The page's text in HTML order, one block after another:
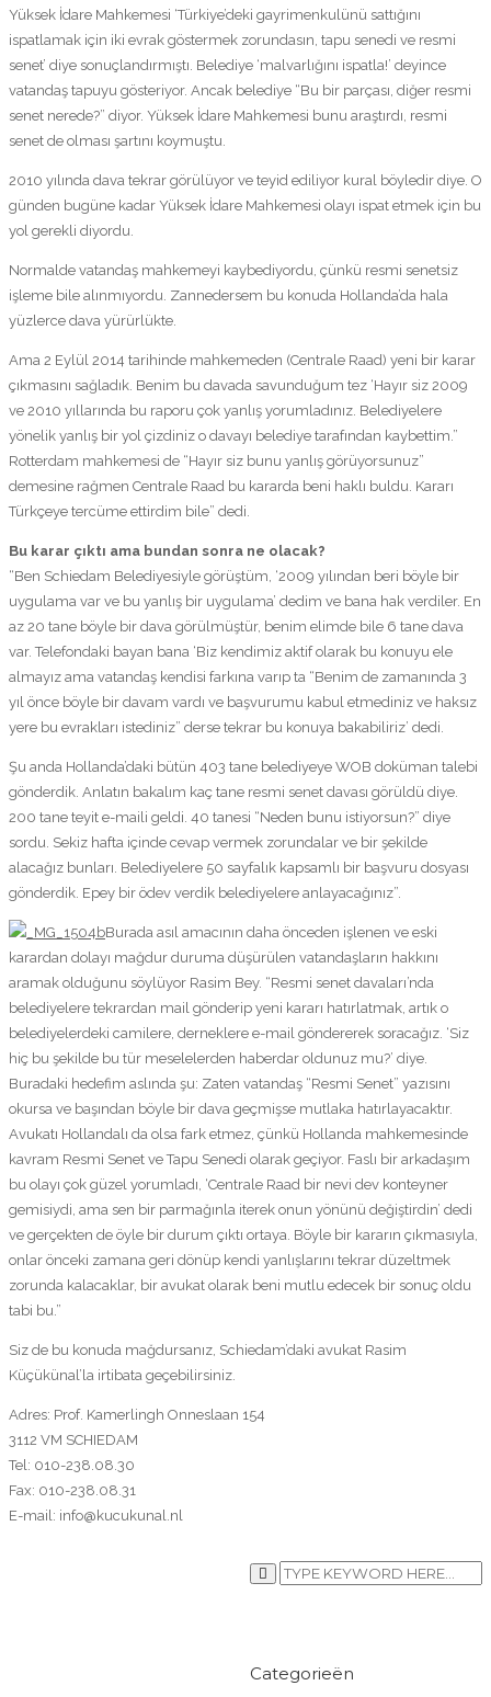
Yüksek İdare Mahkemesi ‘Türkiye’deki gayrimenkulünü sattığını
ispatlamak için iki evrak göstermek zorundasın, tapu senedi ve resmi
senet’ diye sonuçlandırmıştı. Belediye ‘malvarlığını ispatla!’ deyince
vatandaş tapuyu gösteriyor. Ancak belediye “Bu bir parçası, diğer resmi
senet nerede?” diyor. Yüksek İdare Mahkemesi bunu araştırdı, resmi
senet de olması şartını koymuştu.
2010 yılında dava tekrar görülüyor ve teyid ediliyor kural böyledir diye. O
günden bugüne kadar Yüksek İdare Mahkemesi olayı ispat etmek için bu
yol gerekli diyordu.
Normalde vatandaş mahkemeyi kaybediyordu, çünkü resmi senetsiz
işleme bile alınmıyordu. Zannedersem bu konuda Hollanda’da hala
yüzlerce dava yürürlükte.
Ama 2 Eylül 2014 tarihinde mahkemeden (Centrale Raad) yeni bir karar
çıkmasını sağladık. Benim bu davada savunduğum tez ‘Hayır siz 2009
ve 2010 yıllarında bu raporu çok yanlış yorumladınız. Belediyelere
yönelik yanlış bir yol çizdiniz o davayı belediye tarafından kaybettim.”
Rotterdam mahkemesi de “Hayır siz bunu yanlış görüyorsunuz”
demesine rağmen Centrale Raad bu kararda beni haklı buldu. Kararı
Türkçeye tercüme ettirdim bile” dedi.
Bu karar çıktı ama bundan sonra ne olacak?
“Ben Schiedam Belediyesiyle görüştüm, ‘2009 yılından beri böyle bir
uygulama var ve bu yanlış bir uygulama’ dedim ve bana hak verdiler. En
az 20 tane böyle bir dava görülmüştür, benim elimde bile 6 tane dava
var. Telefondaki bayan bana ‘Biz kendimiz aktif olarak bu konuyu ele
almayız ama vatandaş kendisi farkına varıp ta “Benim de zamanında 3
yıl önce böyle bir davam vardı ve başvurumu kabul etmediniz ve haksız
yere bu evrakları istediniz” derse tekrar bu konuya bakabiliriz’ dedi.
Şu anda Hollanda’daki bütün 403 tane belediyeye WOB doküman talebi
gönderdik. Anlatın bakalım kaç tane resmi senet davası görüldü diye.
200 tane teyit e-maili geldi. 40 tanesi “Neden bunu istiyorsun?” diye
sordu. Sekiz hafta içinde cevap vermek zorundalar ve bir şekilde
alacağız bunları. Belediyelere 50 sayfalık kapsamlı bir başvuru dosyası
gönderdik. Epey bir ödev verdik belediyelere anlayacağınız”.
Burada asıl amacının daha önceden işlenen ve eski
karardan dolayı mağdur duruma düşürülen vatandaşların hakkını
aramak olduğunu söylüyor Rasim Bey. “Resmi senet davaları’nda
belediyelere tekrardan mail gönderip yeni kararı hatırlatmak, artık o
belediyelerdeki camilere, derneklere e-mail göndererek soracağız. ‘Siz
hiç bu şekilde bu tür meselelerden haberdar oldunuz mu?’ diye.
Buradaki hedefim aslında şu: Zaten vatandaş “Resmi Senet” yazısını
okursa ve başından böyle bir dava geçmişse mutlaka hatırlayacaktır.
Avukatı Hollandalı da olsa fark etmez, çünkü Hollanda mahkemesinde
kavram Resmi Senet ve Tapu Senedi olarak geçiyor. Faslı bir arkadaşım
bu olayı çok güzel yorumladı, ‘Centrale Raad bir nevi dev konteyner
gemisiydi, ama sen bir parmağınla iterek onun yönünü değiştirdin’ dedi
ve gerçekten de öyle bir durum çıktı ortaya. Böyle bir kararın çıkmasıyla,
onlar önceki zamana geri dönüp kendi yanlışlarını tekrar düzeltmek
zorunda kalacaklar, bir avukat olarak beni mutlu edecek bir sonuç oldu
tabi bu.”
Siz de bu konuda mağdursanız, Schiedam’daki avukat Rasim
Küçükünal’la irtibata geçebilirsiniz.
Adres: Prof. Kamerlingh Onneslaan 154
3112 VM SCHIEDAM
Tel: 010-238.08.30
Fax: 010-238.08.31
E-mail: info@kucukunal.nl
Categorieën